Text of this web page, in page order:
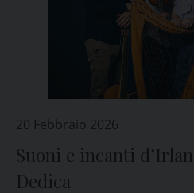
20 Febbraio 2026
Suoni e incanti
Dedica